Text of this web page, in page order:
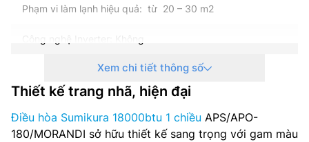
Phạm vi làm lạnh hiệu quả: từ 20 – 30 m2
Công nghệ Inverter: Không
Điện năng tiêu thụ: 1724 W
Nguồn điện: 220-240 V, 50-60 Hz
Độ ồn khối trong nhà: 44/41/38 dB
Xem chi tiết thông số
Thiết kế trang nhã, hiện đại
Điều hòa Sumikura 18000btu 1 chiều APS/APO-
180/MORANDI sở hữu thiết kế sang trọng với gam màu